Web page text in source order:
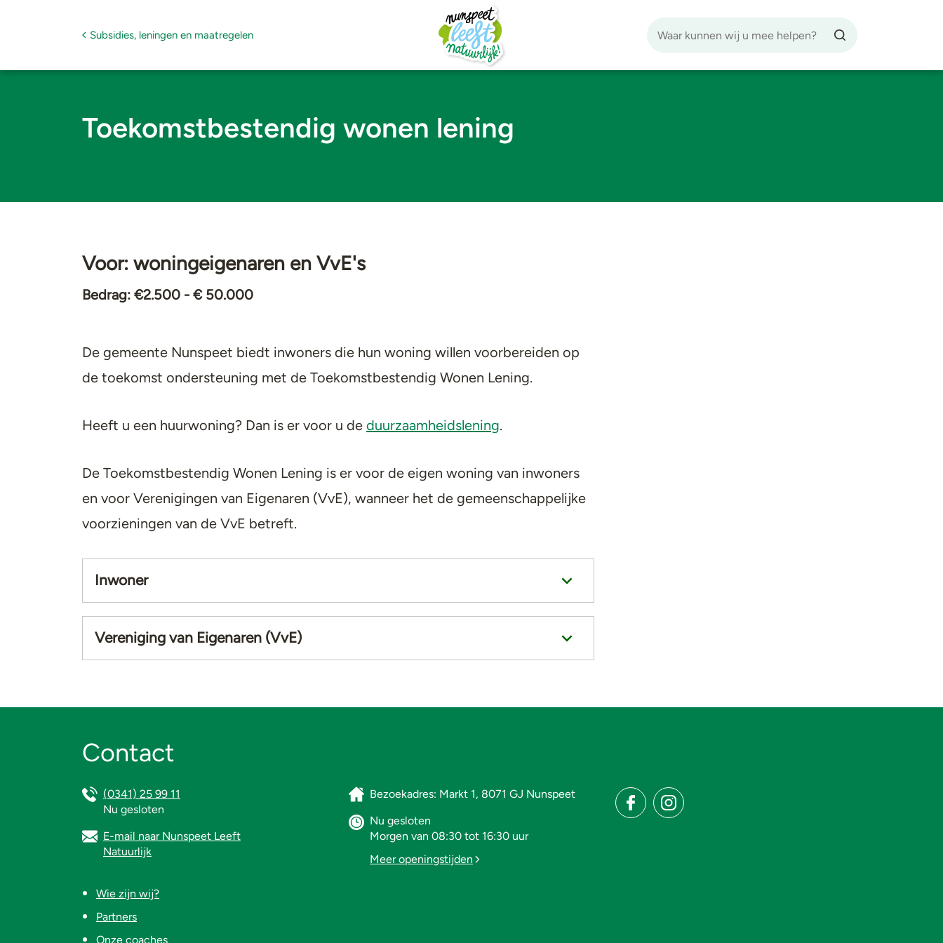
Subsidies, leningen en maatregelen
Toekomstbestendig wonen lening
Voor: woningeigenaren en VvE's
Bedrag: €2.500 - € 50.000
De gemeente Nunspeet biedt inwoners die hun woning willen voorbereiden op
de toekomst ondersteuning met de Toekomstbestendig Wonen Lening.
Heeft u een huurwoning? Dan is er voor u de duurzaamheidslening.
De Toekomstbestendig Wonen Lening is er voor de eigen woning van inwoners
en voor Verenigingen van Eigenaren (VvE), wanneer het de gemeenschappelijke
voorzieningen van de VvE betreft.
Inwoner
ingeklapt
Vereniging van Eigenaren (VvE)
Contact
(0341) 25 99 11
Nu gesloten
E-mail naar Nunspeet Leeft
Natuurlijk
Bezoekadres: Markt 1, 8071 GJ Nunspeet
Nu gesloten
Morgen van 08:30 tot 16:30 uur
Meer openingstijden
Wie zijn wij?
Partners
Onze coaches